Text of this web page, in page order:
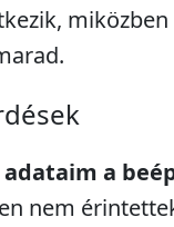
adataim a
nem